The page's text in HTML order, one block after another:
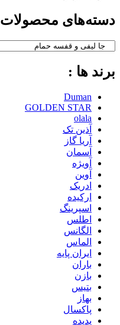
دسته‌های محصولات
برند ها :
Duman
GOLDEN STAR
olala
آذین تک
آریا گاز
آسمان
آویژه
آوین
ادریک
ارکیده
اسپرینگ
اطلس
الگانس
الماس
ایران پایه
باران
بازن
بتیس
بهاز
پاکسال
پدیده